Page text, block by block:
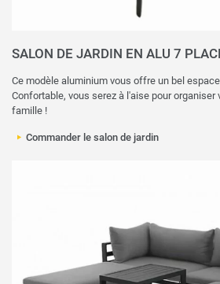
SALON DE JARDIN EN ALU 7
Ce modèle aluminium vous offre un bel
Confortable, vous serez à l'aise pour organiser
famille !
Commander le salon de jardin